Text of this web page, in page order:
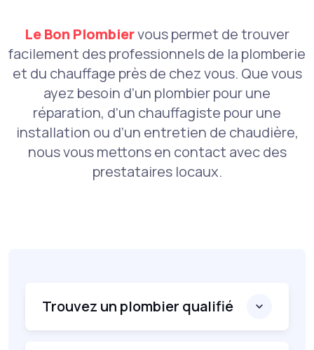
Le Bon Plombiervous permet de trouver
facilement des professionnels de la plomberie
et du chauffage près de chez vous. Que vous
ayez besoin d’un plombier pour une
réparation, d’un chauffagiste pour une
installation ou d’un entretien de chaudière,
nous vous mettons en contact avec des
prestataires locaux.
Trouvez un plombier qualifié